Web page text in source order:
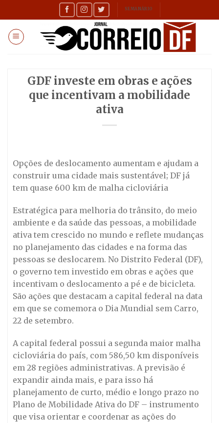
to
content
SEMANÁRIO
GDF investe em obras e ações
que incentivam a mobilidade
ativa
Opções de deslocamento aumentam e ajudam a
construir uma cidade mais sustentável; DF já
tem quase 600 km de malha cicloviária
Estratégica para melhoria do trânsito, do meio
ambiente e da saúde das pessoas, a mobilidade
ativa tem crescido no mundo e reflete mudanças
no planejamento das cidades e na forma das
pessoas se deslocarem. No Distrito Federal (DF),
o governo tem investido em obras e ações que
incentivam o deslocamento a pé e de bicicleta.
São ações que destacam a capital federal na data
em que se comemora o Dia Mundial sem Carro,
22 de setembro.
A capital federal possui a segunda maior malha
cicloviária do país, com 586,50 km disponíveis
em 28 regiões administrativas. A previsão é
expandir ainda mais, e para isso há
planejamento de curto, médio e longo prazo no
Plano de Mobilidade Ativa do DF – instrumento
que visa orientar e coordenar as ações do